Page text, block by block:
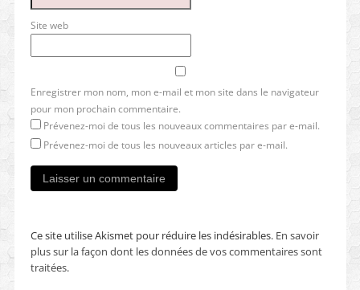
Site web
Enregistrer mon nom, mon e-mail et mon site dans le navigateur
pour mon prochain commentaire.
Prévenez-moi de tous les nouveaux commentaires par e-mail.
Prévenez-moi de tous les nouveaux articles par e-mail.
Ce site utilise Akismet pour réduire les indésirables. En savoir
plus sur la façon dont les données de vos commentaires sont
traitées.